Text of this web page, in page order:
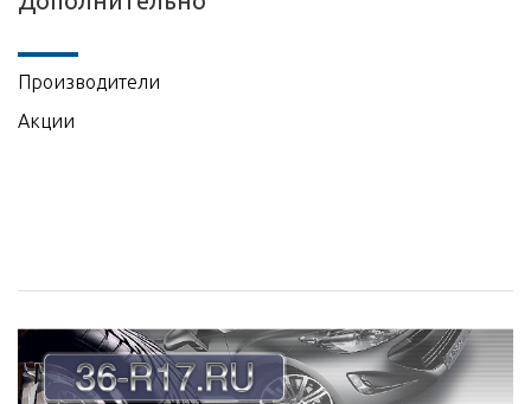
Производители
Акции